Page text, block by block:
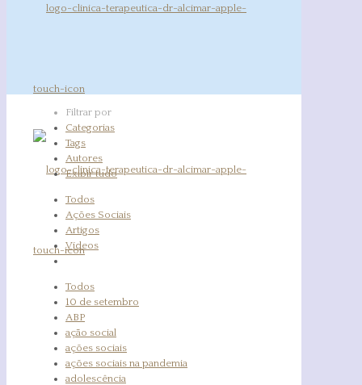
Filtrar por
Categorias
Tags
Autores
Exibir tudo
Todos
Ações Sociais
Artigos
Vídeos
Todos
10 de setembro
ABP
ação social
ações sociais
ações sociais na pandemia
adolescência